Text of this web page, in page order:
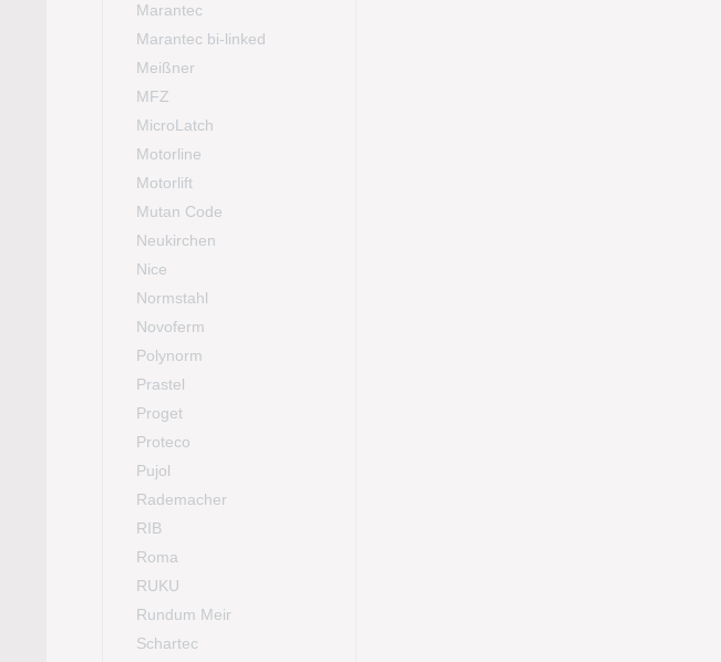
Marantec
Marantec bi-linked
Meißner
MFZ
MicroLatch
Motorline
Motorlift
Mutan Code
Neukirchen
Nice
Normstahl
Novoferm
Polynorm
Prastel
Proget
Proteco
Pujol
Rademacher
RIB
Roma
RUKU
Rundum Meir
Schartec